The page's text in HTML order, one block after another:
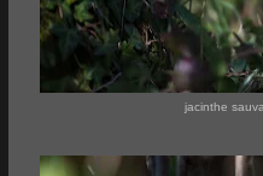
jacinthe